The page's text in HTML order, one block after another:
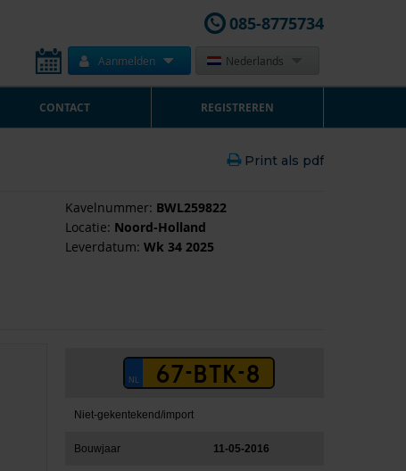
085-8775734
CONTACT REGISTREREN
Aanmelden Nederlands
Print als pdf
Kavelnummer: BWL259822
Locatie: Noord-Holland
Leverdatum: Wk 34 2025
Niet-gekentekend/import
Bouwjaar 11-05-2016